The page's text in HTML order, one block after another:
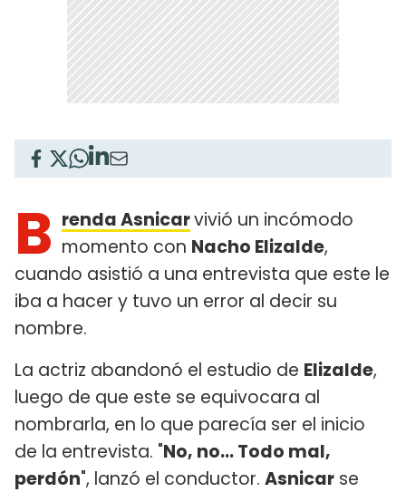
B renda Asnicarvivió un incómodo
momento con Nacho Elizalde,
cuando asistió a una entrevista que este le
iba a hacer y tuvo un error al decir su
nombre.
La actriz abandonó el estudio de Elizalde,
luego de que este se equivocara al
nombrarla, en lo que parecía ser el inicio
de la entrevista. "No, no... Todo mal,
perdón", lanzó el conductor. Asnicar se